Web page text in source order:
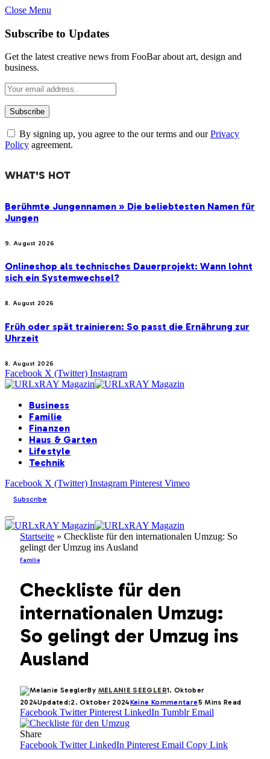
Close Menu
Subscribe to Updates
Get the latest creative news from FooBar about art, design and
business.
By signing up, you agree to the our terms and ourPrivacy
Policy agreement.
WHAT'S HOT
Berühmte Jungennamen » Die beliebtesten Namen für
Jungen
9. August 2026
Onlineshop als technisches Dauerprojekt: Wann lohnt
sich ein Systemwechsel?
8. August 2026
Früh oder spät trainieren: So passt die Ernährung zur
Uhrzeit
8. August 2026
Facebook X (Twitter) Instagram
Business
Familie
Finanzen
Haus & Garten
Lifestyle
Technik
Facebook X (Twitter) Instagram Pinterest Vimeo
Subscribe
Startseite » Checkliste für den internationalen Umzug: So
gelingt der Umzug ins Ausland
Familie
Checkliste für den
internationalen Umzug:
So gelingt der Umzug ins
Ausland
By MELANIE SEEGLER1. Oktober
2024Updated:2. Oktober 2024Keine Kommentare5 Mins Read
Facebook Twitter Pinterest LinkedIn Tumblr Email
Share
Facebook Twitter LinkedIn Pinterest Email Copy Link